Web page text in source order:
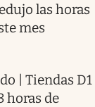
las horas
mes
| Tiendas D1
horas de